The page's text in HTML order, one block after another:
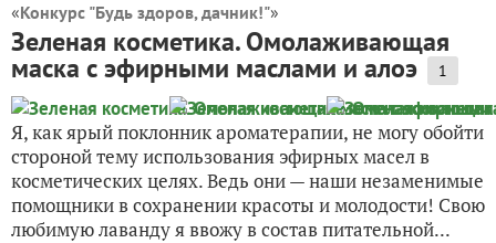
«Конкурс "Будь здоров, дачник!"»
Зеленая косметика. Омолаживающая
маска с эфирными маслами и алоэ 1
Я, как ярый поклонник ароматерапии, не могу обойти
стороной тему использования эфирных масел в
косметических целях. Ведь они — наши незаменимые
помощники в сохранении красоты и молодости! Свою
любимую лаванду я ввожу в состав питательной...